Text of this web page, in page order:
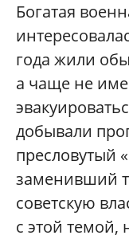
Богатая
года жили
а чаще не
добывали
пресловутый
заменивший
советскую
с этой темой,